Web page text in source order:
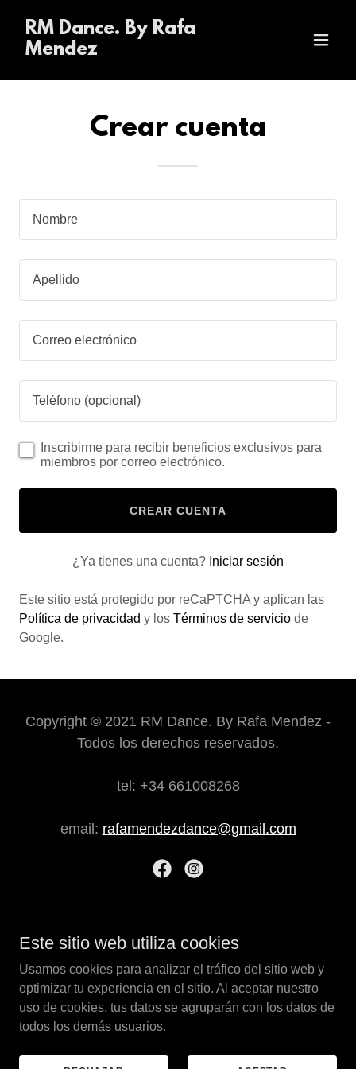
RM Dance. By Rafa
Mendez
Crear cuenta
Inscribirme para recibir beneficios exclusivos para
miembros por correo electrónico.
CREAR CUENTA
¿Ya tienes una cuenta? Iniciar sesión
Este sitio está protegido por reCaPTCHA y aplican las
Política de privacidad y los Términos de servicio de
Google.
Copyright © 2021 RM Dance. By Rafa Mendez -
Todos los derechos reservados.
tel: +34 661008268
email: rafamendezdance@gmail.com
TELEVISION
CONTRATACIÓN & SERVICIOS
TEATRO
Este sitio web utiliza cookies
Usamos cookies para analizar el tráfico del sitio web y
optimizar tu experiencia en el sitio. Al aceptar nuestro
uso de cookies, tus datos se agruparán con los datos de
todos los demás usuarios.